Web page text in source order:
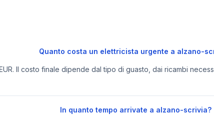
Quanto costa un elettricista urgente a alzano-
Il costo finale dipende dal tipo di guasto, dai ricambi
In quanto tempo arrivate a alzano-scrivia?